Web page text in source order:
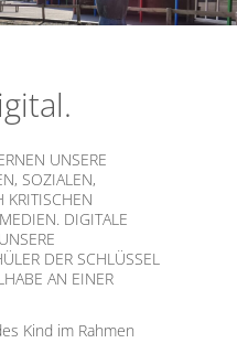
UNSERE
SOZIALEN,
KRITISCHEN
DIGITALE
DER SCHLÜSSEL
AN EINER
Kind im Rahmen